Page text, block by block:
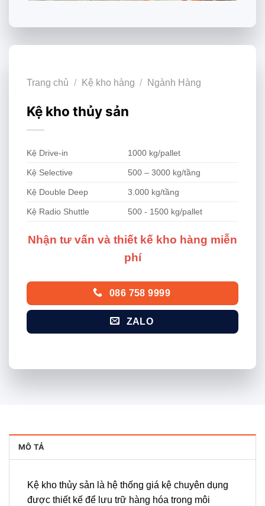
Trang chủ / Kệ kho hàng / Ngành Hàng
Kệ kho thủy sản
Kệ Drive-in 1000 kg/pallet
Kệ Selective 500 – 3000 kg/tầng
Kệ Double Deep 3.000 kg/tầng
Kệ Radio Shuttle 500 - 1500 kg/pallet
Nhận tư vấn và thiết kế kho hàng miễn
phí
086 758 9999
ZALO
MÔ TẢ
Kệ kho thủy sản là hệ thống giá kệ chuyên dụng
được thiết kế để lưu trữ hàng hóa trong môi